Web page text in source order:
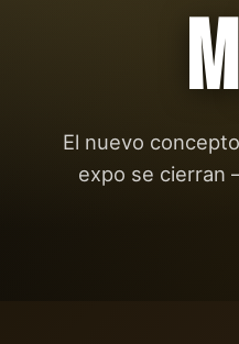
El nuevo
expo se cierran